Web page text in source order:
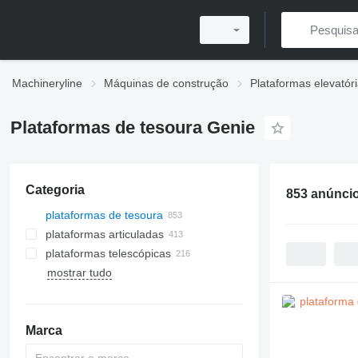
Machineryline Máquinas de construção Plataformas
Plataformas de tesoura Genie
Categoria
plataformas de tesoura
plataformas articuladas
plataformas telescópicas
mostrar tudo
Marca
853